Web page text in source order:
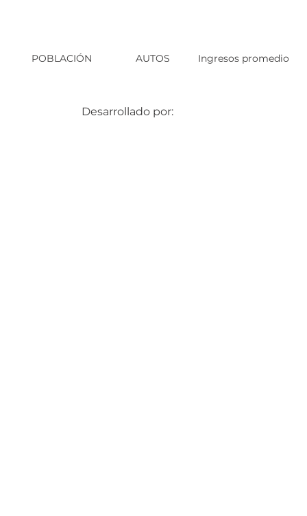
Ingresos promedio
AUTOS
POBLACIÓN
Desarrollado por: